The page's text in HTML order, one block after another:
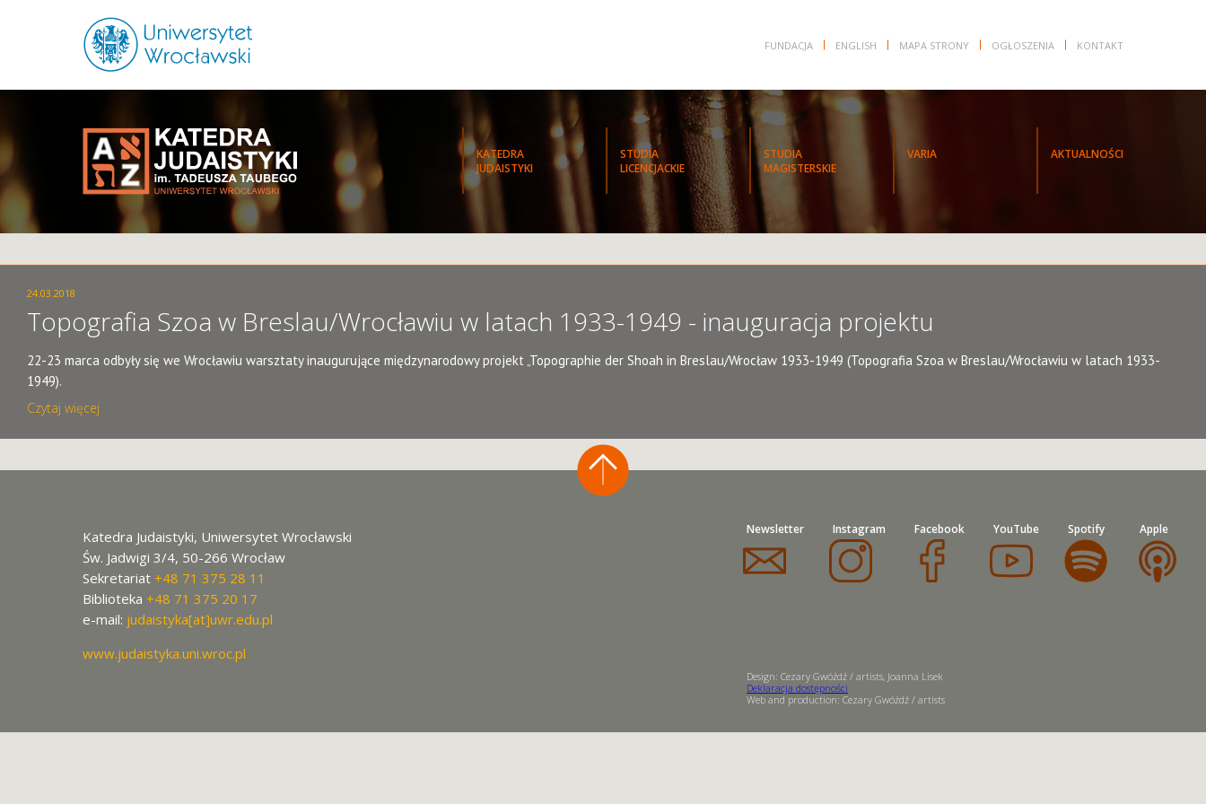
FUNDACJA ENGLISH MAPA STRONY OGŁOSZENIA KONTAKT
KATEDRA
JUDAISTYKI
STUDIA
LICENCJACKIE
STUDIA
MAGISTERSKIE
VARIA AKTUALNOŚCI
24.03.2018
Topografia Szoa w Breslau/Wrocławiu w latach 1933-1949 - inauguracja projektu
22-23 marca odbyły się we Wrocławiu warsztaty inaugurujące międzynarodowy projekt „Topographie der Shoah in Breslau/Wrocław 1933-1949 (Topografia Szoa w Breslau/Wrocławiu w latach 1933-
1949).
Czytaj więcej
Newsletter Instagram Facebook YouTube Spotify Apple
Katedra Judaistyki, Uniwersytet Wrocławski
Św. Jadwigi 3/4, 50-266 Wrocław
Sekretariat +48 71 375 28 11
Biblioteka +48 71 375 20 17
e-mail: judaistyka[at]uwr.edu.pl
www.judaistyka.uni.wroc.pl
Design: Cezary Gwóźdź / artists, Joanna Lisek
Deklaracja dostępności
Web and production: Cezary Gwóźdź / artists